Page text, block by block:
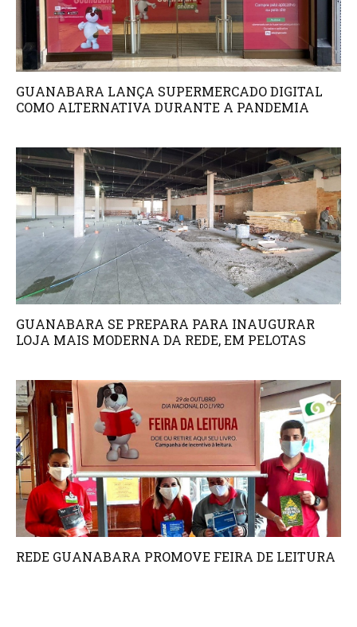
GUANABARA LANÇA SUPERMERCADO DIGITAL
COMO ALTERNATIVA DURANTE A PANDEMIA
GUANABARA SE PREPARA PARA INAUGURAR
LOJA MAIS MODERNA DA REDE, EM PELOTAS
REDE GUANABARA PROMOVE FEIRA DE LEITURA